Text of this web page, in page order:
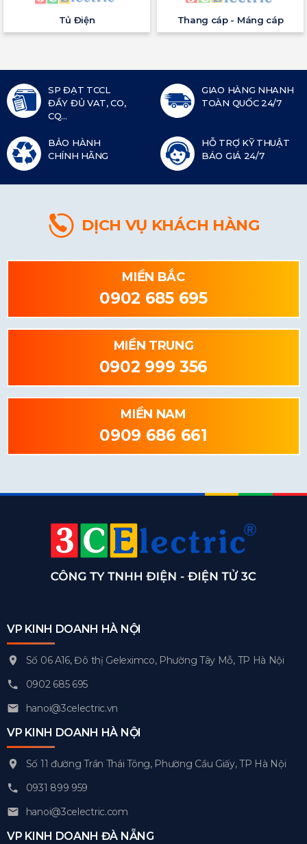
Tủ Điện Thang cáp - Máng cáp
SP ĐẠT TCCL
ĐẦY ĐỦ VAT, CO,
CQ...
GIAO HÀNG NHANH
TOÀN QUỐC 24/7
BẢO HÀNH
CHÍNH HÃNG
HỖ TRỢ KỸ THUẬT
BÁO GIÁ 24/7
DỊCH VỤ KHÁCH HÀNG
MIỀN BẮC
0902 685 695
MIỀN TRUNG
0902 999 356
MIỀN NAM
0909 686 661
VP KINH DOANH HÀ NỘI
Số 06 A16, Đô thị Geleximco, Phường Tây Mỗ, TP Hà Nội
0902 685 695
hanoi@3celectric.vn
VP KINH DOANH HÀ NỘI
Số 11 đường Trần Thái Tông, Phường Cầu Giấy, TP Hà Nội
0931 899 959
hanoi@3celectric.com
VP KINH DOANH ĐÀ NẴNG